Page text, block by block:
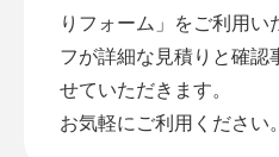
りフォーム 」をご利用
フが詳細な見積りと確認
せていただきます。
お気軽にご利用ください。